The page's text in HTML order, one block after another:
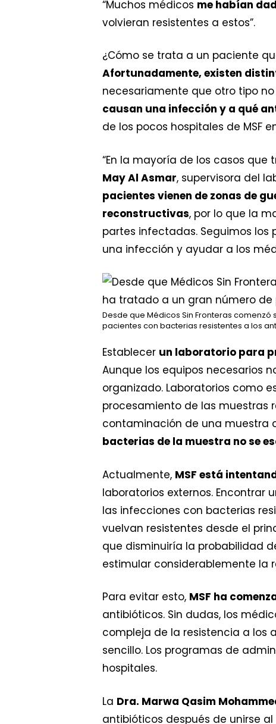
“Muchos médicos me habían
volvieran resistentes a estos”.
¿Cómo se trata a un paciente
Afortunadamente, existen
necesariamente que otro tipo
causan una infección y a qué
de los pocos hospitales de MSF
“En la mayoría de los casos
May Al Asmar, supervisora del
pacientes vienen de zonas de
reconstructivas, por lo que la
partes infectadas. Seguimos
una infección y ayudar a los
Desde que Médicos Sin Fronteras
pacientes con bacterias resistentes a los
Establecer un laboratorio para
Aunque los equipos necesarios
organizado. Laboratorios como
procesamiento de las muestras
contaminación de una muestra
bacterias de la muestra no se
Actualmente, MSF está
laboratorios externos.
las infecciones con bacterias
vuelvan resistentes desde el
que disminuiría la probabilidad
estimular considerablemente la
Para evitar esto, MSF ha
antibióticos. Sin dudas, los
compleja de la resistencia a los
sencillo. Los programas de
hospitales.
La Dra. Marwa Qasim
antibióticos después de unirse al